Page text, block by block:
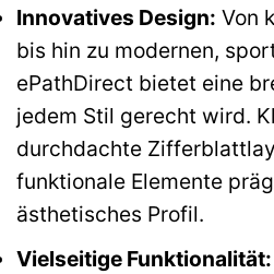
Innovatives Design: Von
bis hin zu modernen,
ePathDirect bietet eine
jedem Stil gerecht wird.
durchdachte
funktionale Elemente
ästhetisches Profil.
Vielseitige Funktionalität: